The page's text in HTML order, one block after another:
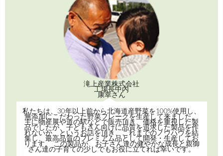
ママ＆キッズ